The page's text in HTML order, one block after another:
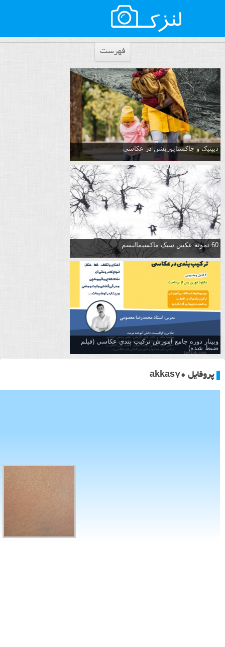
فهرست
دیپتیک و جاکستا‌پوزیشن در عکاسی
60 نمونه عکس سبک ماکسیمالیسم
وبینار دوره جامع آموزش تركيب بندي عكاسي (فیلم
ضبط شده)
پروفایل akkas70